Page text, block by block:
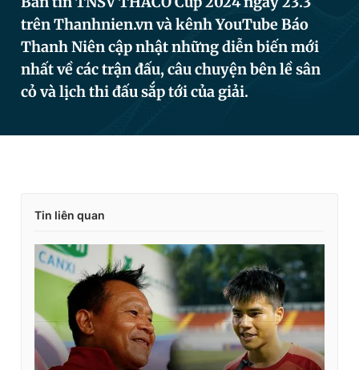
Đọc Thanh Niên trên điện thoại
0906 645 777
Đặt báo Quảng cáo RSS Tòa soạn Chính sách bảo
Tổng biên tập: Nguyễn Ngọc Toàn
Phó tổng biên tập thường trực: Hải Thành
Phó tổng biên tập: Lâm Hiếu Dũng
Phó tổng biên tập: Trần Việt Hưng
Tổng thư ký tòa soạn: Đức Trung
trên Thanhnien.vn và kênh YouTube Báo
Thanh Niên cập nhật những diễn biến mới
nhất về các trận đấu, câu chuyện bên lề sân
cỏ và lịch thi đấu sắp tới của giải.
Tin liên quan